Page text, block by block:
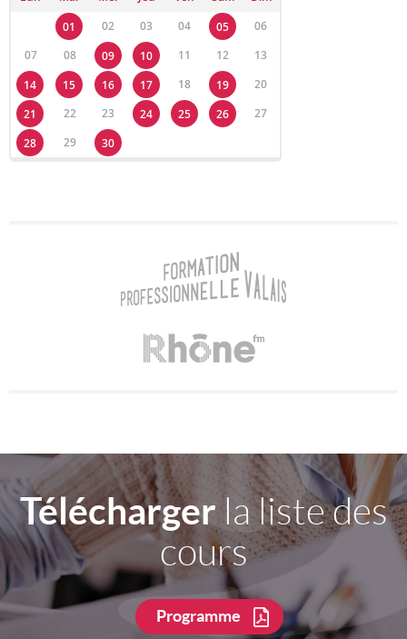
01
02 03 04 05
06
07
08 09 10 11 12
13
14
15 16 17 18 19
20
21
22 23 24 25 26
27
28
29 30
Téléchargerla liste des
cours
Programme